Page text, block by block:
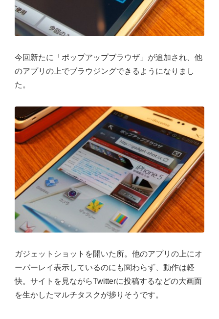
今回新たに「ポップアップブラウザ」が追加され、他
のアプリの上でブラウジングできるようになりまし
た。
ガジェットショットを開いた所。他のアプリの上にオ
ーバーレイ表示しているのにも関わらず、動作は軽
快。サイトを見ながらTwitterに投稿するなどの大画面
を生かしたマルチタスクが捗りそうです。